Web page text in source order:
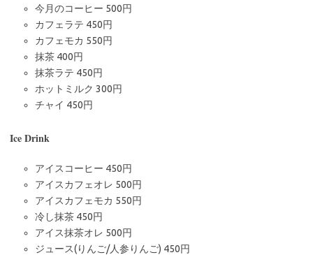
今月のコーヒー 500円
カフェラテ 450円
カフェモカ 550円
抹茶 400円
抹茶ラテ 450円
ホットミルク 300円
チャイ 450円
Ice Drink
アイスコーヒー 450円
アイスカフェオレ 500円
アイスカフェモカ 550円
冷し抹茶 450円
アイス抹茶オレ 500円
ジュース(りんご/人参りんご) 450円